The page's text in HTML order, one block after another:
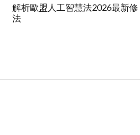
解析歐盟人工智慧法2026最新修
法